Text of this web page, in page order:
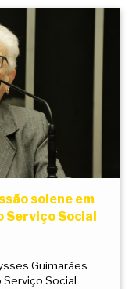
solene em
Serviço Social
Guimarães
Social